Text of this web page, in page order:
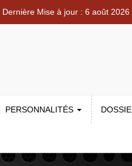
Dernière Mise à jour : 6 août
PERSONNALITÉS